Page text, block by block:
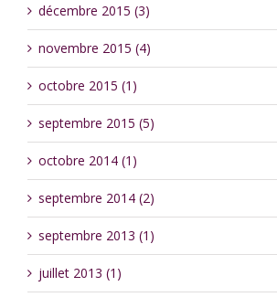
décembre 2015 (3)
novembre 2015 (4)
octobre 2015 (1)
septembre 2015 (5)
octobre 2014 (1)
septembre 2014 (2)
septembre 2013 (1)
juillet 2013 (1)